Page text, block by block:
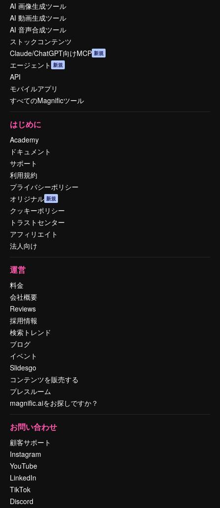
AI 画像生成ツール
AI 動画生成ツール
AI 音声合成ツール
ストックコンテンツ
Claude/ChatGPT向けMCP 新規
エージェント 新規
API
モバイルアプリ
すべてのMagnificツール
はじめに
Academy
ドキュメント
サポート
利用規約
プライバシーポリシー
オリジナル 新規
クッキーポリシー
トラストセンター
アフィリエイト
法人向け
運営
料金
会社概要
Reviews
採用情報
検索トレンド
ブログ
イベント
Slidesgo
コンテンツを販売する
プレスルーム
magnific.aiをお探しですか？
お問い合わせ
顧客サポート
Instagram
YouTube
LinkedIn
TikTok
Discord